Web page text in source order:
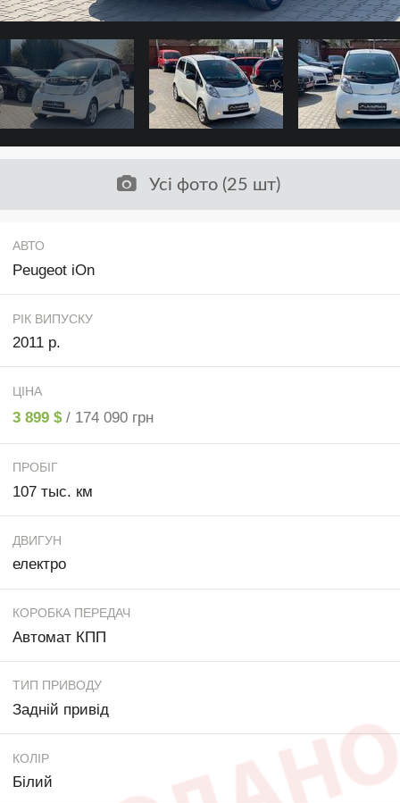
Усі фото (25 шт)
АВТО
Peugeot iOn
РІК ВИПУСКУ
2011 р.
ЦІНА
3 899 $ / 174 090 грн
ПРОБІГ
107 тыс. км
ДВИГУН
електро
КОРОБКА ПЕРЕДАЧ
Автомат КПП
ТИП ПРИВОДУ
Задній привід
КОЛІР
Білий